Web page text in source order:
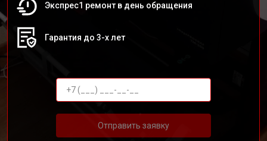
Экспрес1 ремонт в день обращения
Гарантия до 3-х лет
Отправить заявку